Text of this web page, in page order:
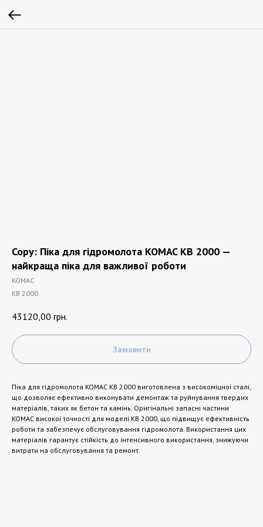
Copy: Піка для гідромолота KOMAC KB 2000 —
найкраща піка для важливої ​​роботи
KOMAC
KB 2000
43120,00 грн.
Замовити
Піка для гідромолота KOMAC KB 2000 виготовлена ​​з високоміцної сталі,
що дозволяє ефективно виконувати демонтаж та руйнування твердих
матеріалів, таких як бетон та камінь. Оригінальні запасні частини
KOMAC високої точності для моделі KB 2000, що підвищує ефективність
роботи та забезпечує обслуговування гідромолота. Використання цих
матеріалів гарантує стійкість до інтенсивного використання, знижуючи
витрати на обслуговування та ремонт.